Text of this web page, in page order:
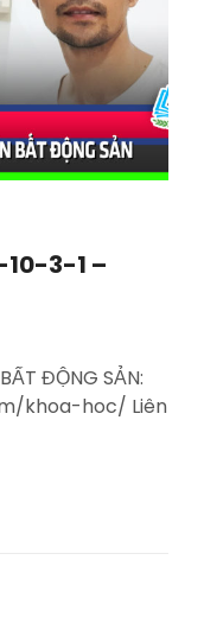
10-3-1 –
ĐỘNG SẢN:
khoa-hoc/ Liên